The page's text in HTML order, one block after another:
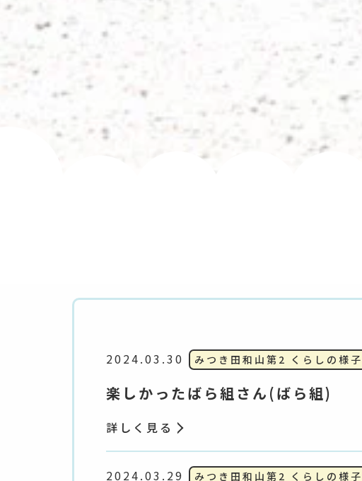
2024.03.30 みつき田和山第2 くらしの様子
楽しかったばら組さん(ばら組)
詳しく見る
2024.03.29 みつき田和山第2 くらしの様子